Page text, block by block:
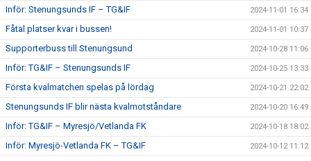
Inför: Stenungsunds IF – TG&IF 2024-11-01 16:34
Fåtal platser kvar i bussen! 2024-11-01 10:37
Supporterbuss till Stenungsund 2024-10-28 11:06
Inför: TG&IF – Stenungsunds IF 2024-10-25 13:33
Första kvalmatchen spelas på lördag 2024-10-21 22:02
Stenungsunds IF blir nästa kvalmotståndare 2024-10-20 16:49
Inför: TG&IF – Myresjö/Vetlanda FK 2024-10-18 18:02
Inför: Myresjö-Vetlanda FK – TG&IF 2024-10-12 11:12